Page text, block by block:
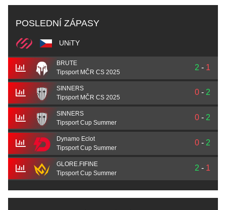
POSLEDNÍ ZÁPASY
UNiTY
BRUTE
Tipsport MČR CS 2025
2 - 1
SINNERS
Tipsport MČR CS 2025
0 - 2
SINNERS
Tipsport Cup Summer
0 - 2
Dynamo Eclot
Tipsport Cup Summer
0 - 2
GLORE.FIFINE
Tipsport Cup Summer
2 - 1